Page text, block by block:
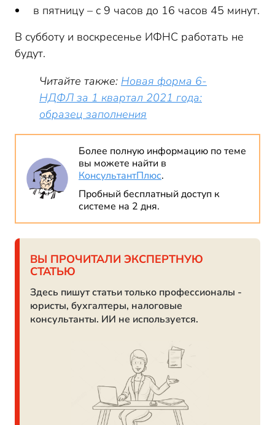
в пятницу – с 9 часов до 16 часов 45 минут.
В субботу и воскресенье ИФНС работать не
будут.
Читайте также: Новая форма 6-
НДФЛ за 1 квартал 2021 года:
образец заполнения
Более полную информацию по теме
вы можете найти в
КонсультантПлюс.
Пробный бесплатный доступ к
системе на 2 дня.
ВЫ ПРОЧИТАЛИ ЭКСПЕРТНУЮ
СТАТЬЮ
Здесь пишут статьи только профессионалы -
юристы, бухгалтеры, налоговые
консультанты. ИИ не используется.